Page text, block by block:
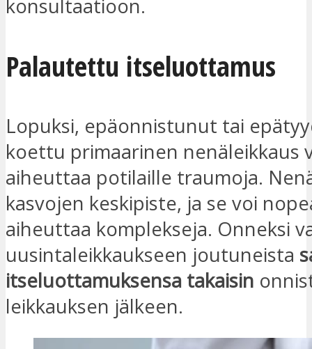
konsultaatioon.
Palautettu itseluottamus
Lopuksi, epäonnistunut tai
koettu primaarinen nenäleikkaus
aiheuttaa potilaille traumoja.
kasvojen keskipiste, ja se voi
aiheuttaa komplekseja. Onneksi
uusintaleikkaukseen joutuneista
itseluottamuksensa takaisin
leikkauksen jälkeen.